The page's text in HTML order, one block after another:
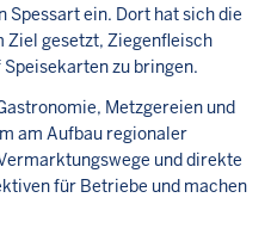
Spessart ein. Dort hat sich die
Ziel gesetzt, Ziegenfleisch
zu bringen.
Metzgereien und
am Aufbau regionaler
und direkte
für Betriebe und machen